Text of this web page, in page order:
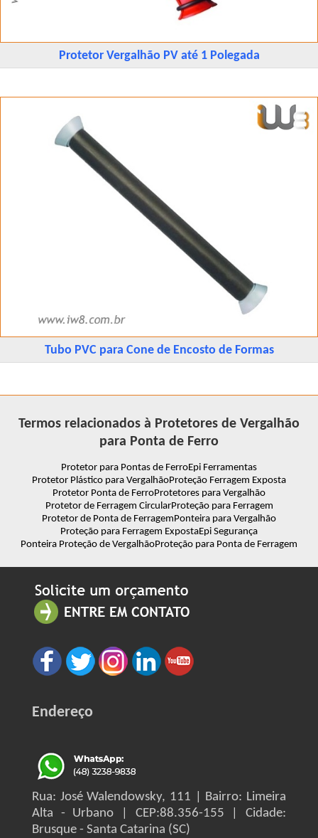
Protetor Vergalhão PV até 1 Polegada
Tubo PVC para Cone de Encosto de Formas
Termos relacionados à Protetores de Vergalhão
para Ponta de Ferro
Protetor para Pontas de FerroEpi Ferramentas
Protetor Plástico para VergalhãoProteção Ferragem Exposta
Protetor Ponta de FerroProtetores para Vergalhão
Protetor de Ferragem CircularProteção para Ferragem
Protetor de Ponta de Ferragem Ponteira para Vergalhão
Proteção para Ferragem ExpostaEpi Segurança
Ponteira Proteção de VergalhãoProteção para Ponta de Ferragem
Endereço
Rua: José Walendowsky, 111 | Bairro: Limeira
Alta - Urbano | CEP:88.356-155 | Cidade:
Brusque - Santa Catarina (SC)